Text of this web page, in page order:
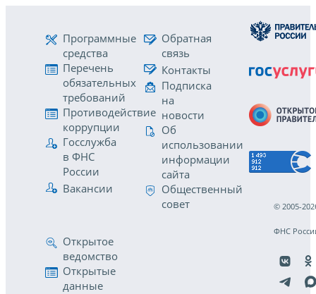
Программные
средства
Перечень
обязательных
требований
Противодействие
коррупции
Госслужба
в ФНС
России
Вакансии
Обратная
связь
Контакты
Подписка
на
новости
Об
использовании
информации
сайта
Общественный
совет
Открытое
ведомство
Открытые
данные
© 2005-
ФНС